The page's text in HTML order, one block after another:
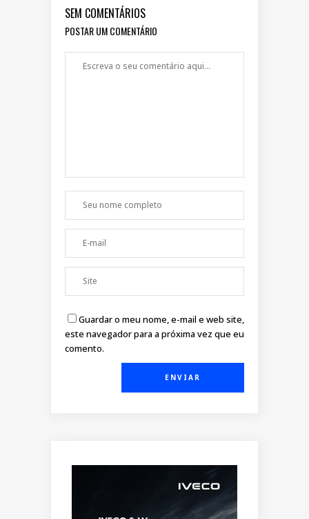
SEM COMENTÁRIOS
POSTAR UM COMENTÁRIO
Guardar o meu nome, e-mail e web site,
este navegador para a próxima vez que eu
comento.